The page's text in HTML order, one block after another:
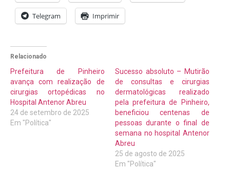
Telegram Imprimir
Relacionado
Prefeitura de Pinheiro
avança com realização de
cirurgias ortopédicas no
Hospital Antenor Abreu
24 de setembro de 2025
Em "Política"
Sucesso absoluto – Mutirão
de consultas e cirurgias
dermatológicas realizado
pela prefeitura de Pinheiro,
beneficiou centenas de
pessoas durante o final de
semana no hospital Antenor
Abreu
25 de agosto de 2025
Em "Política"